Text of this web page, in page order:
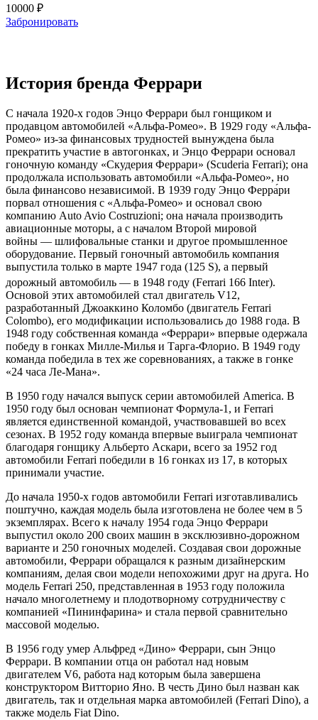
10000 ₽
Забронировать
История бренда Феррари
С начала 1920-х годов Энцо Феррари был гонщиком и
продавцом автомобилей «Альфа-Ромео». В 1929 году «Альфа-
Ромео» из-за финансовых трудностей вынуждена была
прекратить участие в автогонках, и Энцо Феррари основал
гоночную команду «Скудерия Феррари» (Scuderia Ferrari); она
продолжала использовать автомобили «Альфа-Ромео», но
была финансово независимой. В 1939 году Энцо Ферра́ри
порвал отношения с «Альфа-Ромео» и основал свою
компанию Auto Avio Costruzioni; она начала производить
авиационные моторы, а с началом Второй мировой
войны — шлифовальные станки и другое промышленное
оборудование. Первый гоночный автомобиль компания
выпустила только в марте 1947 года (125 S), а первый
дорожный автомобиль — в 1948 году (Ferrari 166 Inter).
Основой этих автомобилей стал двигатель V12,
разработанный Джоаккино Коломбо (двигатель Ferrari
Colombo), его модификации использовались до 1988 года. В
1948 году собственная команда «Феррари» впервые одержала
победу в гонках Милле-Милья и Тарга-Флорио. В 1949 году
команда победила в тех же соревнованиях, а также в гонке
«24 часа Ле-Мана».
В 1950 году начался выпуск серии автомобилей America. В
1950 году был основан чемпионат Формула-1, и Ferrari
является единственной командой, участвовавшей во всех
сезонах. В 1952 году команда впервые выиграла чемпионат
благодаря гонщику Альберто Аскари, всего за 1952 год
автомобили Ferrari победили в 16 гонках из 17, в которых
принимали участие.
До начала 1950-х годов автомобили Ferrari изготавливались
поштучно, каждая модель была изготовлена не более чем в 5
экземплярах. Всего к началу 1954 года Энцо Феррари
выпустил около 200 своих машин в эксклюзивно-дорожном
варианте и 250 гоночных моделей. Создавая свои дорожные
автомобили, Феррари обращался к разным дизайнерским
компаниям, делая свои модели непохожими друг на друга. Но
модель Ferrari 250, представленная в 1953 году положила
начало многолетнему и плодотворному сотрудничеству с
компанией «Пининфарина» и стала первой сравнительно
массовой моделью.
В 1956 году умер Альфред «Дино» Феррари, сын Энцо
Феррари. В компании отца он работал над новым
двигателем V6, работа над которым была завершена
конструктором Витторио Яно. В честь Дино был назван как
двигатель, так и отдельная марка автомобилей (Ferrari Dino), а
также модель Fiat Dino.